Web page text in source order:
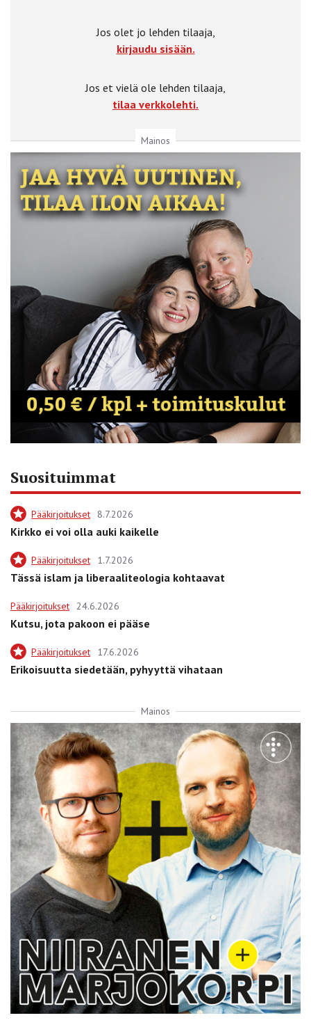
Jos olet jo lehden tilaaja,
kirjaudu sisään.
Jos et vielä ole lehden tilaaja,
tilaa verkkolehti.
Mainos
Suosituimmat
Pääkirjoitukset 8.7.2026
Kirkko ei voi olla auki kaikelle
Pääkirjoitukset 1.7.2026
Tässä islam ja liberaaliteologia kohtaavat
Pääkirjoitukset 24.6.2026
Kutsu, jota pakoon ei pääse
Pääkirjoitukset 17.6.2026
Erikoisuutta siedetään, pyhyyttä vihataan
Mainos